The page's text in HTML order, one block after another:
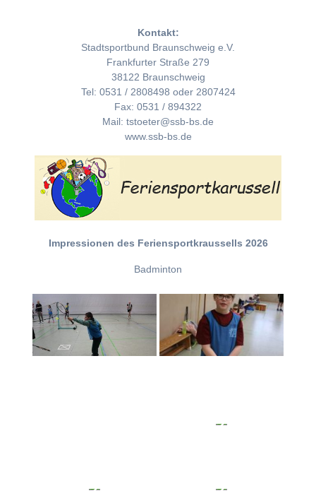
Kontakt:
Stadtsportbund Braunschweig e.V.
Frankfurter Straße 279
38122 Braunschweig
Tel: 0531 / 2808498 oder 2807424
Fax: 0531 / 894322
Mail: tstoeter@ssb-bs.de
www.ssb-bs.de
Impressionen des Feriensportkraussells 2026
Badminton